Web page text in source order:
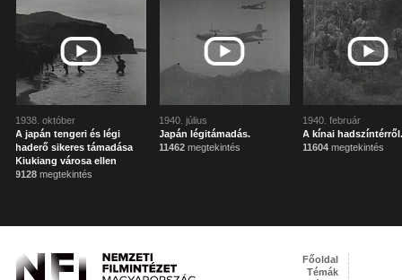
1938. október
A japán tengeri és légi
haderő sikeres támadása
Kiukiang városa ellen
9128 megtekintés
1940. július
Japán légitámadás.
11462 megtekintés
1940. február
A kínai
11604 megtekintés
Főoldal
Témák